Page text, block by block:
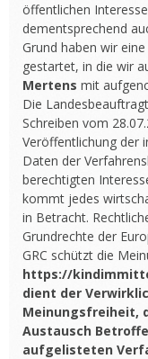
öffentlichen
dementsprechend
Grund haben wir
gestartet, in die wir
Mertens mit
Die
Schreiben vom
Veröffentlichung der
Daten der
berechtigten
kommt jedes
in Betracht.
Grundrechte der
GRC schützt die
https://
dient der
Meinungsfreiheit,
Austausch
aufgelisteten